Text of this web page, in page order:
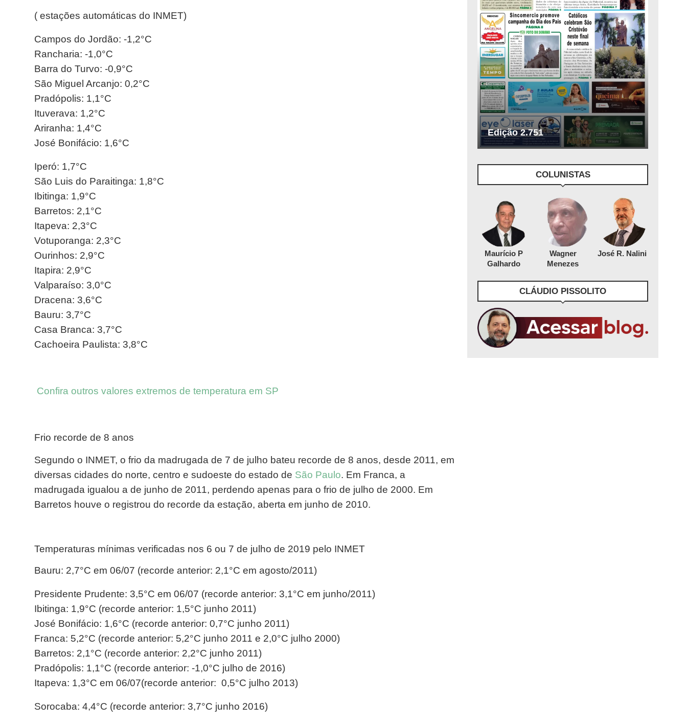
( estações automáticas do INMET)
Campos do Jordão: -1,2°C
Rancharia: -1,0°C
Barra do Turvo: -0,9°C
São Miguel Arcanjo: 0,2°C
Pradópolis: 1,1°C
Ituverava: 1,2°C
Ariranha: 1,4°C
José Bonifácio: 1,6°C
Iperó: 1,7°C
São Luis do Paraitinga: 1,8°C
Ibitinga: 1,9°C
Barretos: 2,1°C
Itapeva: 2,3°C
Votuporanga: 2,3°C
Ourinhos: 2,9°C
Itapira: 2,9°C
Valparaíso: 3,0°C
Dracena: 3,6°C
Bauru: 3,7°C
Casa Branca: 3,7°C
Cachoeira Paulista: 3,8°C
Confira outros valores extremos de temperatura em SP
Frio recorde de 8 anos
Segundo o INMET, o frio da madrugada de 7 de julho bateu recorde de 8 anos, desde 2011, em
diversas cidades do norte, centro e sudoeste do estado de São Paulo. Em Franca, a
madrugada igualou a de junho de 2011, perdendo apenas para o frio de julho de 2000. Em
Barretos houve o registrou do recorde da estação, aberta em junho de 2010.
Temperaturas mínimas verificadas nos 6 ou 7 de julho de 2019 pelo INMET
Bauru: 2,7°C em 06/07 (recorde anterior: 2,1°C em agosto/2011)
Presidente Prudente: 3,5°C em 06/07 (recorde anterior: 3,1°C em junho/2011)
Ibitinga: 1,9°C (recorde anterior: 1,5°C junho 2011)
José Bonifácio: 1,6°C (recorde anterior: 0,7°C junho 2011)
Franca: 5,2°C (recorde anterior: 5,2°C junho 2011 e 2,0°C julho 2000)
Barretos: 2,1°C (recorde anterior: 2,2°C junho 2011)
Pradópolis: 1,1°C (recorde anterior: -1,0°C julho de 2016)
Itapeva: 1,3°C em 06/07(recorde anterior: 0,5°C julho 2013)
Sorocaba: 4,4°C (recorde anterior: 3,7°C junho 2016)
Edição 2.751
COLUNISTAS
Maurício P
Galhardo
Wagner
Menezes
José R. Nalini
CLÁUDIO PISSOLITO